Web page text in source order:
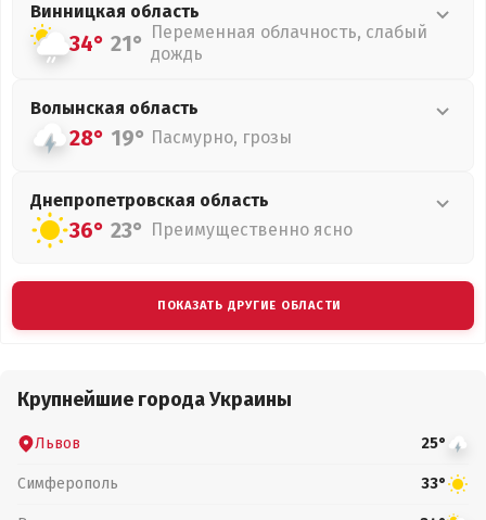
Винницкая область
34° 21° Переменная облачность, слабый
дождь
Волынская область
28° 19° Пасмурно, грозы
Днепропетровская область
36° 23° Преимущественно ясно
ПОКАЗАТЬ ДРУГИЕ ОБЛАСТИ
Крупнейшие города Украины
Львов 25°
Симферополь 33°